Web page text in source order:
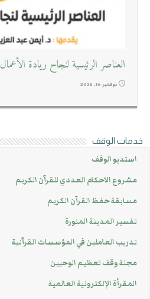
العناصر الرئيسية لنجاح ريادة الأعمال
نوفمبر 16, 2025
خدمات الوقف
استديو الوقف
مشروع الاحكام العددي للقرآن الكريم
مسابقة حفظ القرآن الكريم
تفسير المدينة المنورة
تدريب العاملين في المؤسسات القرآنية
مجلة وقف تعظيم الوحيين
المقرأة الإلكترونية العالمية